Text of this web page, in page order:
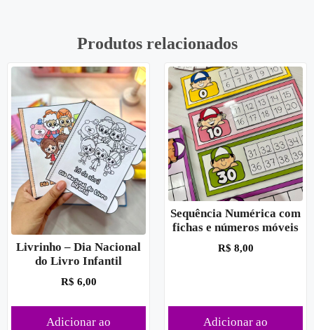
Produtos relacionados
Livrinho – Dia Nacional
do Livro Infantil
R$ 6,00
Adicionar ao
Sequência Numérica com
fichas e números móveis
R$ 8,00
Adicionar ao